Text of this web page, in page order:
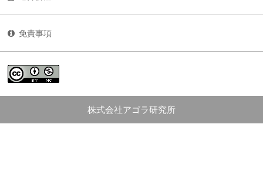
免責事項
株式会社アゴラ研究所